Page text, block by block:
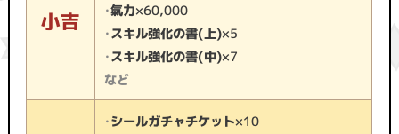
小吉 ・氣力×60,000
・スキル強化の書(上)×5
・スキル強化の書(中)×7
など
・シールガチャチケット×10